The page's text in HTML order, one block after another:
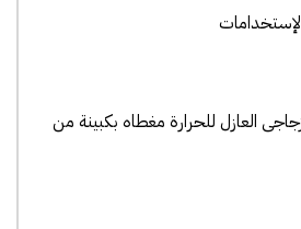
العازل للحرارة مغطاه بكبينة من